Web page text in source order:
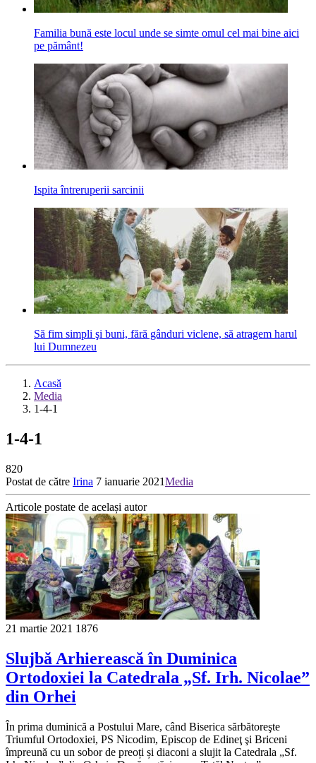
Familia bună este locul unde se simte omul cel mai bine aici
pe pământ!
Ispita întreruperii sarcinii
Să fim simpli şi buni, fără gânduri viclene, să atragem harul
lui Dumnezeu
Acasă
Media
1-4-1
1-4-1
820
Postat de către Irina 7 ianuarie 2021Media
Articole postate de același autor
21 martie 2021 1876
Slujbă Arhierească în Duminica
Ortodoxiei la Catedrala „Sf. Irh. Nicolae”
din Orhei
În prima duminică a Postului Mare, când Biserica sărbătoreşte
Triumful Ortodoxiei, PS Nicodim, Episcop de Edineţ şi Briceni
împreună cu un sobor de preoți și diaconi a slujit la Catedrala „Sf.